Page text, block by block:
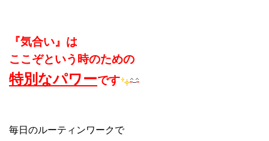
『気合い』は
ここぞという時のための
特別なパワーです
毎日のルーティンワークで